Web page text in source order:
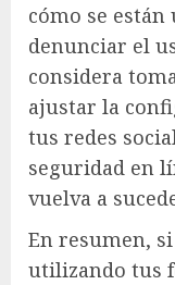
cómo se
denunciar el
considera
ajustar la
tus redes
seguridad en
vuelva a
En resumen,
utilizando tus